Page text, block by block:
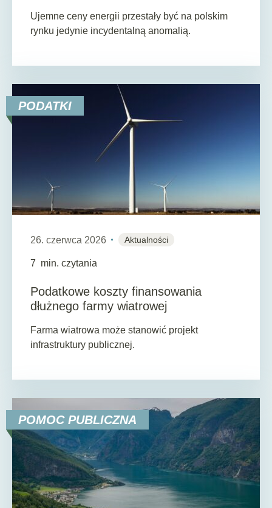
Ujemne ceny energii przestały być na polskim
rynku jedynie incydentalną anomalią.
PODATKI
26. czerwca 2026 Aktualności
7 min. czytania
Podatkowe koszty finansowania
dłużnego farmy wiatrowej
Farma wiatrowa może stanowić projekt
infrastruktury publicznej.
POMOC PUBLICZNA